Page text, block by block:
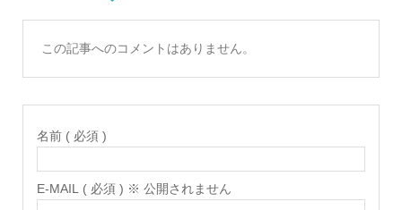
この記事へのコメントはありません。
名前 ( 必須 )
E-MAIL ( 必須 ) ※ 公開されません